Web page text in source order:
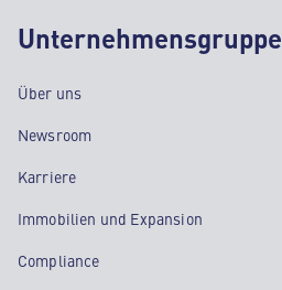
Unternehmensgruppe
Über uns
Newsroom
Karriere
Immobilien und Expansion
Compliance